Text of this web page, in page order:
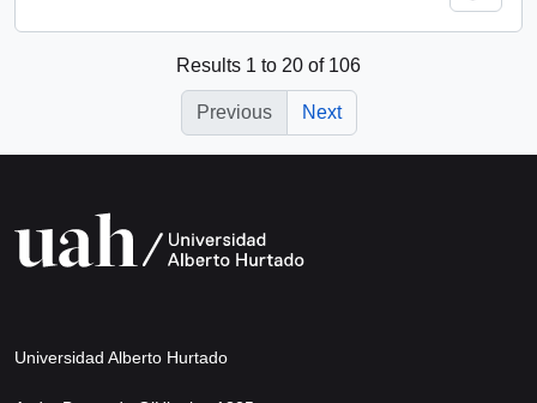
Results 1 to 20 of 106
Previous Next
Universidad Alberto Hurtado